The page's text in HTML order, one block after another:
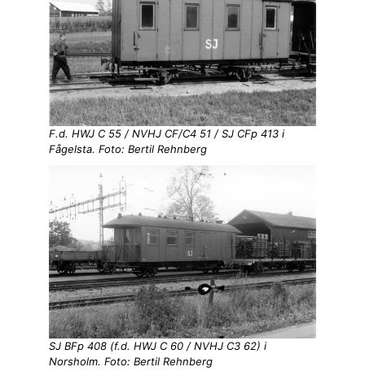
F.d. HWJ C 55 / NVHJ CF/C4 51 / SJ CFp 413 i
Fågelsta. Foto: Bertil Rehnberg
SJ BFp 408 (f.d. HWJ C 60 / NVHJ C3 62) i
Norsholm. Foto: Bertil Rehnberg